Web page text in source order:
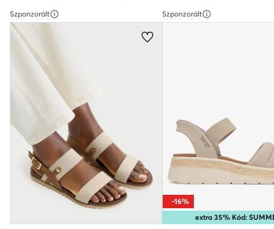
Szponzorált Szponzorált
extra 35% Kód:
-16%